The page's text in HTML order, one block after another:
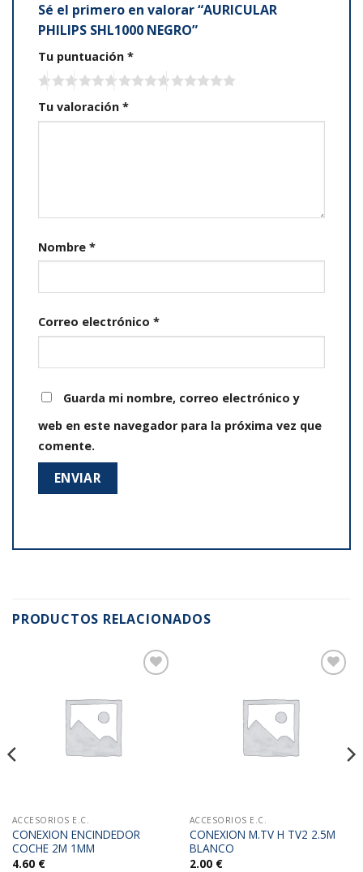
Sé el primero en valorar “AURICULAR
PHILIPS SHL1000 NEGRO”
Tu puntuación *
Tu valoración *
Nombre *
Correo electrónico *
Guarda mi nombre, correo electrónico y
web en este navegador para la próxima vez que
comente.
PRODUCTOS RELACIONADOS
ACCESORIOS E.C.
CONEXION ENCINDEDOR
COCHE 2M 1MM
4.60 €
ACCESORIOS E.C.
CONEXION M.TV H TV2 2.5M
BLANCO
2.00 €